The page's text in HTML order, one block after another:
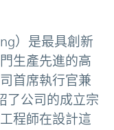
）是最具創新
生產先進的高
首席執行官兼
了公司的成立宗
程師在設計這